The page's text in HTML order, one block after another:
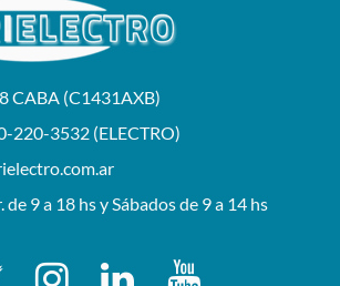
CABA (C1431AXB)
220-3532 (ELECTRO)
de 9 a 18 hs y Sábados de 9 a 14 hs